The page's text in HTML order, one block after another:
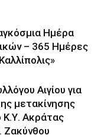
Ημέρα
– 365 Ημέρες
Αιγίου για
μετακίνησης
Κ.Υ. Ακράτας
Ζακύνθου